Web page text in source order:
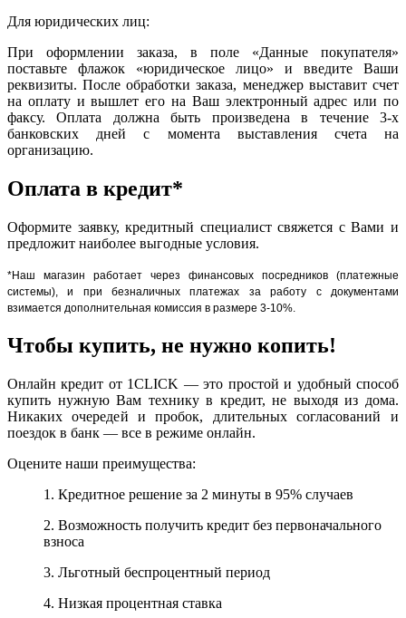
Для юридических лиц:
При оформлении заказа, в поле «Данные покупателя»
поставьте флажок «юридическое лицо» и введите Ваши
реквизиты. После обработки заказа, менеджер выставит счет
на оплату и вышлет его на Ваш электронный адрес или по
факсу. Оплата должна быть произведена в течение 3-х
банковских дней с момента выставления счета на
организацию.
Оплата в кредит*
Оформите заявку, кредитный специалист свяжется с Вами и
предложит наиболее выгодные условия.
*Наш магазин работает через финансовых посредников (платежные
системы), и при безналичных платежах за работу с документами
взимается дополнительная комиссия в размере 3-10%.
Чтобы купить, не нужно копить!
Онлайн кредит от 1CLICK — это простой и удобный способ
купить нужную Вам технику в кредит, не выходя из дома.
Никаких очередей и пробок, длительных согласований и
поездок в банк — все в режиме онлайн.
Оцените наши преимущества:
1. Кредитное решение за 2 минуты в 95% случаев
2. Возможность получить кредит без первоначального
взноса
3. Льготный беспроцентный период
4. Низкая процентная ставка